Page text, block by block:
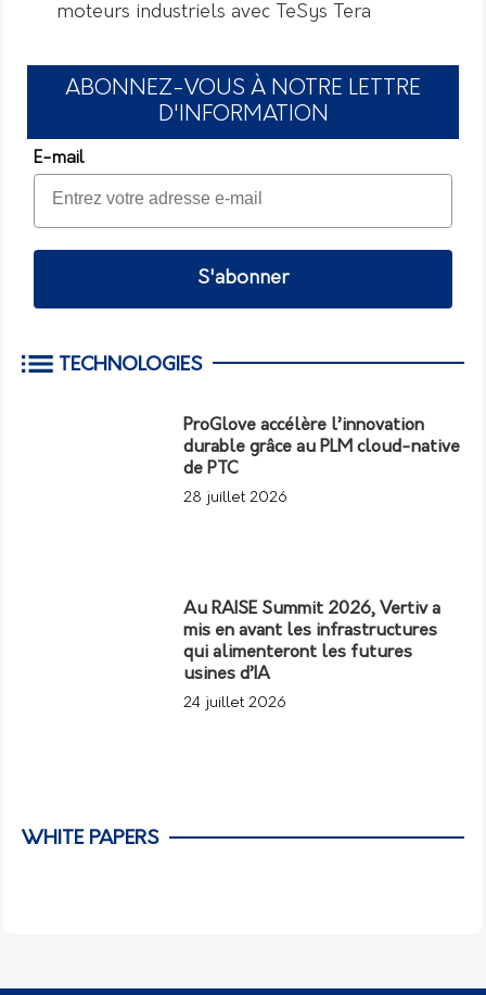
moteurs industriels avec TeSys Tera
ABONNEZ-VOUS À NOTRE LETTRE
D'INFORMATION
E-mail
S'abonner
TECHNOLOGIES
ProGlove accélère l’innovation
durable grâce au PLM cloud-native
de PTC
28 juillet 2026
Au RAISE Summit 2026, Vertiv a
mis en avant les infrastructures
qui alimenteront les futures
usines d’IA
24 juillet 2026
WHITE PAPERS